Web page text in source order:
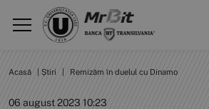
Acasă Știri Remizăm în duelul cu Dinamo
06 august 2023 10:23